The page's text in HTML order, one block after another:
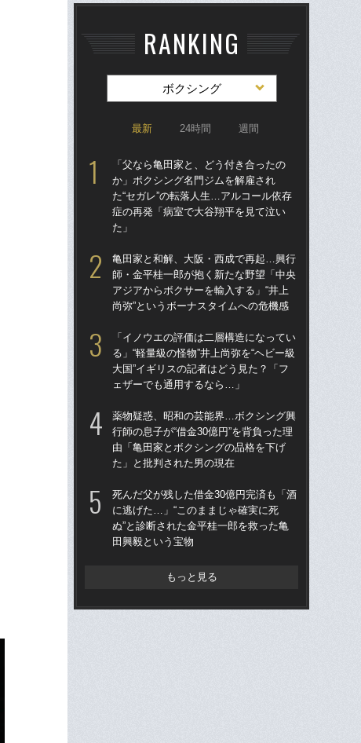
RANKING
ボクシング
最新 24時間 週間
「父なら亀田家と、どう付き合ったの
か」ボクシング名門ジムを解雇され
た“セガレ”の転落人生…アルコール依存
症の再発「病室で大谷翔平を見て泣い
た」
亀田家と和解、大阪・西成で再起…興行
師・金平桂一郎が抱く新たな野望「中央
アジアからボクサーを輸入する」“井上
尚弥”というボーナスタイムへの危機感
「イノウエの評価は二層構造になってい
る」“軽量級の怪物”井上尚弥を“ヘビー級
大国”イギリスの記者はどう見た？「フ
ェザーでも通用するなら…」
薬物疑惑、昭和の芸能界…ボクシング興
行師の息子が“借金30億円”を背負った理
由「亀田家とボクシングの品格を下げ
た」と批判された男の現在
死んだ父が残した借金30億円完済も「酒
に逃げた…」“このままじゃ確実に死
ぬ”と診断された金平桂一郎を救った亀
田興毅という宝物
もっと見る